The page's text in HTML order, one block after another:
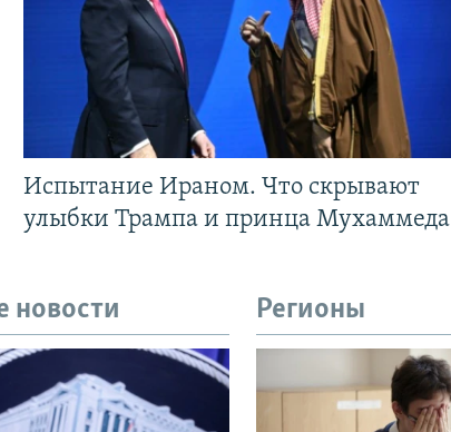
Испытание Ираном. Что скрывают
улыбки Трампа и принца Мухаммеда
новости Регионы